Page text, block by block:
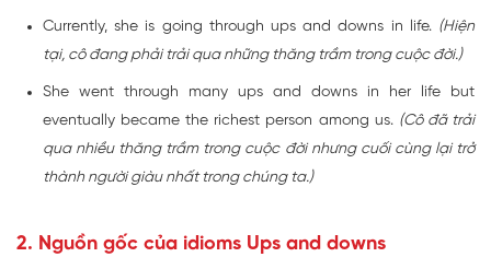
Currently, she is going through ups and downs in life. (Hiện
tại, cô đang phải trải qua những thăng trầm trong cuộc đời.)
She went through many ups and downs in her life but
eventually became the richest person among us. (Cô đã trải
qua nhiều thăng trầm trong cuộc đời nhưng cuối cùng lại trở
thành người giàu nhất trong chúng ta.)
2. Nguồn gốc của idioms Ups and downs